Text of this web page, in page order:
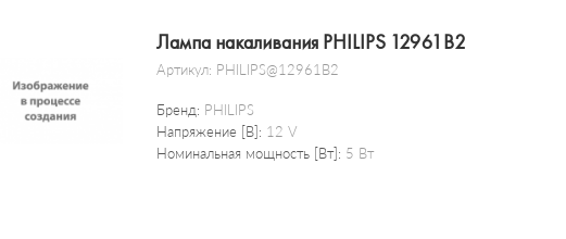
Лампа накаливания PHILIPS 12961B2
Артикул: PHILIPS@12961B2
Бренд: PHILIPS
Напряжение [В]: 12 V
Номинальная мощность [Вт]: 5 Вт